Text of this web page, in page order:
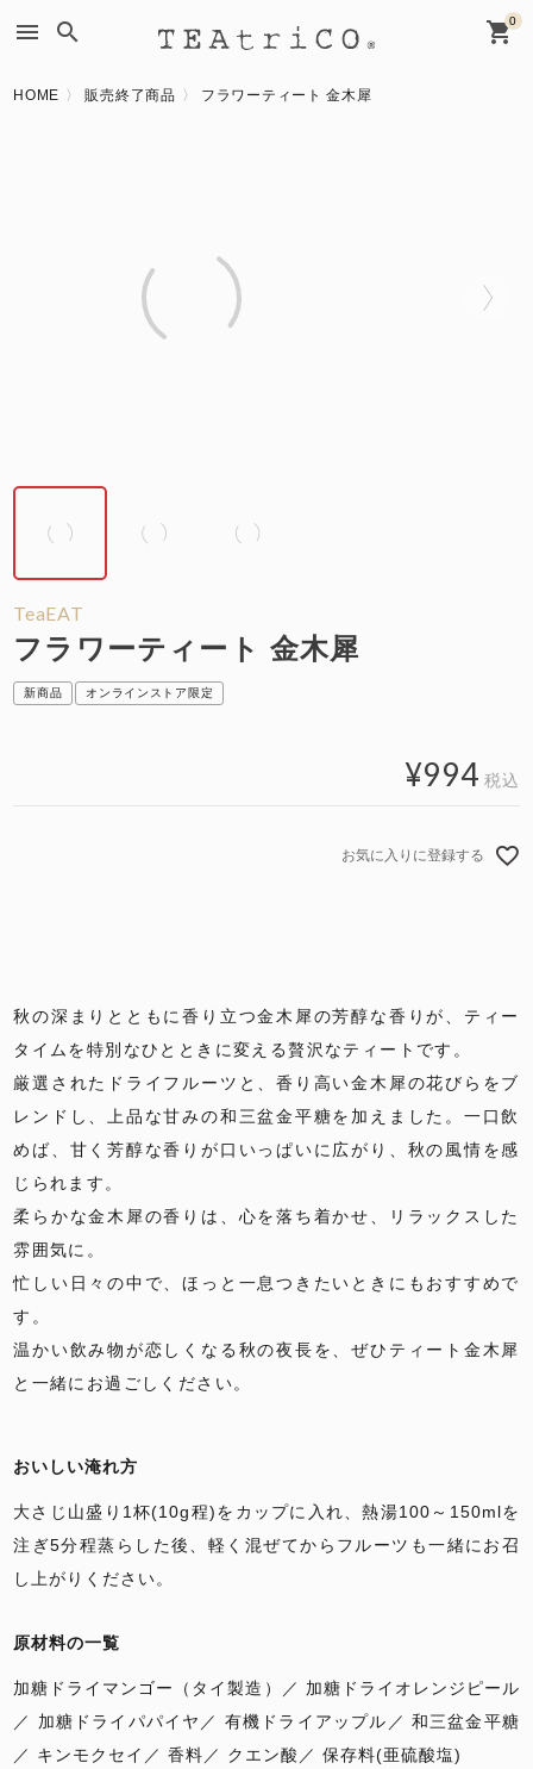
menu search 0
shopping_cart
HOME 販売終了商品 フラワーティート 金木犀
TeaEAT
フラワーティート 金木犀
新商品 オンラインストア限定
¥994 税込
お気に入りに登録する
秋の深まりとともに香り立つ金木犀の芳醇な香りが、ティー
タイムを特別なひとときに変える贅沢なティートです。
厳選されたドライフルーツと、香り高い金木犀の花びらをブ
レンドし、上品な甘みの和三盆金平糖を加えました。一口飲
めば、甘く芳醇な香りが口いっぱいに広がり、秋の風情を感
じられます。
柔らかな金木犀の香りは、心を落ち着かせ、リラックスした
雰囲気に。
忙しい日々の中で、ほっと一息つきたいときにもおすすめで
す。
温かい飲み物が恋しくなる秋の夜長を、ぜひティート金木犀
と一緒にお過ごしください。
おいしい淹れ方
大さじ山盛り1杯(10g程)をカップに入れ、熱湯100～150mlを
注ぎ5分程蒸らした後、軽く混ぜてからフルーツも一緒にお召
し上がりください。
原材料の一覧
加糖ドライマンゴー（タイ製造）
加糖ドライオレンジピール
加糖ドライパパイヤ
有機ドライアップル
和三盆金平糖
キンモクセイ
香料 クエン酸 保存料(亜硫酸塩)